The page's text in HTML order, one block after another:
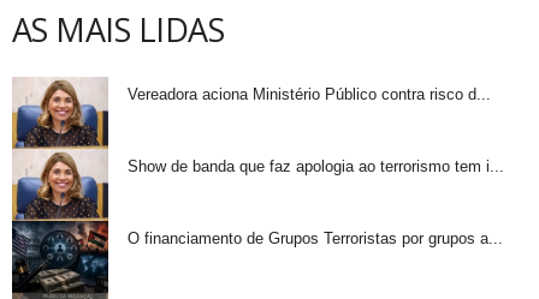
AS MAIS LIDAS
Vereadora aciona Ministério Público contra risco d...
Show de banda que faz apologia ao terrorismo tem i...
O financiamento de Grupos Terroristas por grupos a...